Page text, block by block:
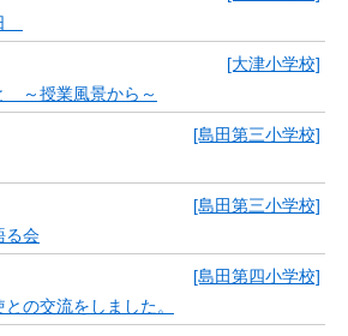
[大津小学校]
～授業風景から～
[島田第三小学校]
[島田第三小学校]
る会
[島田第四小学校]
の交流をしました。